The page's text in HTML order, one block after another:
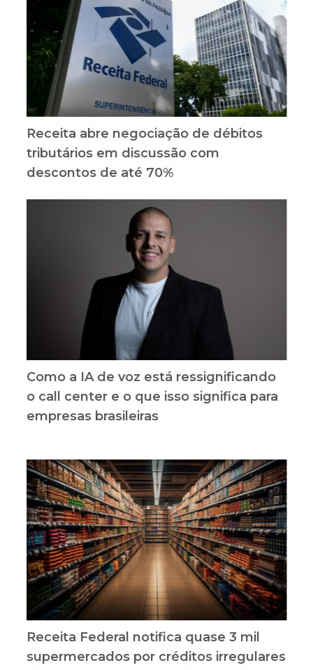
Receita abre negociação de débitos
tributários em discussão com
descontos de até 70%
Como a IA de voz está ressignificando
o call center e o que isso significa para
empresas brasileiras
Receita Federal notifica quase 3 mil
supermercados por créditos irregulares